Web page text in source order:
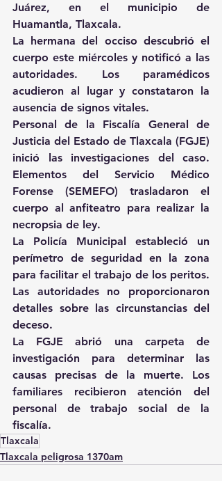
Juárez, en el municipio de
Huamantla, Tlaxcala.
La hermana del occiso descubrió el
cuerpo este miércoles y notificó a las
autoridades. Los paramédicos
acudieron al lugar y constataron la
ausencia de signos vitales.
Personal de la Fiscalía General de
Justicia del Estado de Tlaxcala (FGJE)
inició las investigaciones del caso.
Elementos del Servicio Médico
Forense (SEMEFO) trasladaron el
cuerpo al anfiteatro para realizar la
necropsia de ley.
La Policía Municipal estableció un
perímetro de seguridad en la zona
para facilitar el trabajo de los peritos.
Las autoridades no proporcionaron
detalles sobre las circunstancias del
deceso.
La FGJE abrió una carpeta de
investigación para determinar las
causas precisas de la muerte. Los
familiares recibieron atención del
personal de trabajo social de la
fiscalía.
Tlaxcala
Tlaxcala peligrosa 1370am